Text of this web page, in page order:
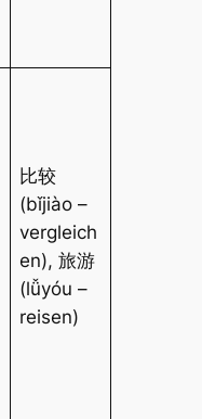
比较
(bǐjiào –
vergleich
en), 旅游
(lǚyóu –
reisen)